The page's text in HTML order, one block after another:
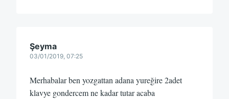
Şeyma
03/01/2019, 07:25
Merhabalar ben yozgattan adana yureğire 2adet
klavye gondercem ne kadar tutar acaba